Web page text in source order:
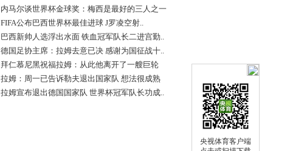
央视体育客户端
内马尔谈世界杯金球奖：梅西是最好的三人之一
FIFA公布巴西世界杯最佳进球 J罗凌空射..
巴西新帅人选浮出水面 铁血冠军队长二进宫勤..
德国足协主席：拉姆去意已决 感谢为国征战十..
拜仁慕尼黑祝福拉姆：从此他离开了一艘巨轮
拉姆：周一已告诉勒夫退出国家队 想法很成熟
拉姆宣布退出德国国家队 世界杯冠军队长功成..